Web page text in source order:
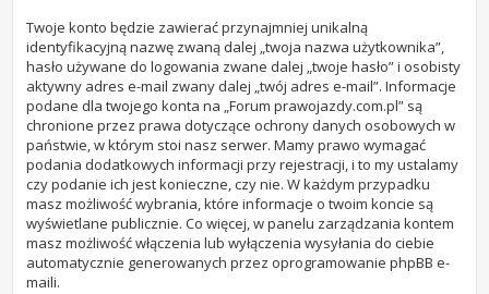
Twoje konto będzie zawierać przynajmniej unikalną
identyfikacyjną nazwę zwaną dalej „twoja nazwa użytkownika”,
hasło używane do logowania zwane dalej „twoje hasło” i osobisty
aktywny adres e-mail zwany dalej „twój adres e-mail”. Informacje
podane dla twojego konta na „Forum prawojazdy.com.pl” są
chronione przez prawa dotyczące ochrony danych osobowych w
państwie, w którym stoi nasz serwer. Mamy prawo wymagać
podania dodatkowych informacji przy rejestracji, i to my ustalamy
czy podanie ich jest konieczne, czy nie. W każdym przypadku
masz możliwość wybrania, które informacje o twoim koncie są
wyświetlane publicznie. Co więcej, w panelu zarządzania kontem
masz możliwość włączenia lub wyłączenia wysyłania do ciebie
automatycznie generowanych przez oprogramowanie phpBB e-
maili.